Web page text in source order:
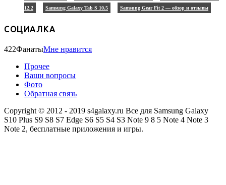
12.2 Samsung Galaxy Tab S 10.5 Samsung Gear Fit 2 — обзор и отзывы
СОЦИАЛКА
422ФанатыМне нравится
Прочее
Ваши вопросы
Фото
Обратная связь
Copyright © 2012 - 2019 s4galaxy.ru Все для Samsung Galaxy
S10 Plus S9 S8 S7 Edge S6 S5 S4 S3 Note 9 8 5 Note 4 Note 3
Note 2, бесплатные приложения и игры.